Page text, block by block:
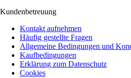
Kundenbetreuung
Kontakt aufnehmen
Häufig gestellte Fragen
Allgemeine Bedingungen und
Kaufbedingungen
Erklärung zum Datenschutz
Cookies